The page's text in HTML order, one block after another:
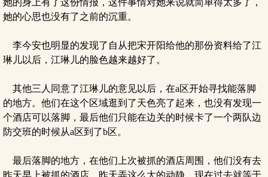
她的身上有了这份情报，这件事情对她来说就简单得太多了，
她的心思也没有了之前的沉重。
李今安也明显的发现了自从把宋开阳给他的那份资料给了江
琳儿以后，江琳儿的脸色越来越好了。
其他三人同意了江琳儿的意见以后，在a区开始寻找能落脚
的地方。他们在这个区域逛到了天色亮了起来，也没有发现一
个酒店可以落脚，最后他们只能在边关的时候卡了一个两队边
防交班的时候从a区到了b区。
最后落脚的地方，在他们上次被抓的酒店周围，他们没有去
昨天早上被抓的酒店，昨天弄这么大的动静，现在过去就等于